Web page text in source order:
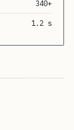
340+
1.2 s